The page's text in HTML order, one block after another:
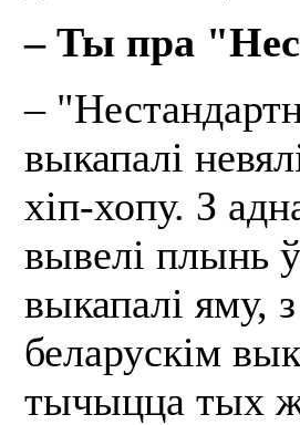
– Ты пра
–
выкапалі
хіп-хопу. З
вывелі плынь
выкапалі яму,
беларускім
тычыцца тых